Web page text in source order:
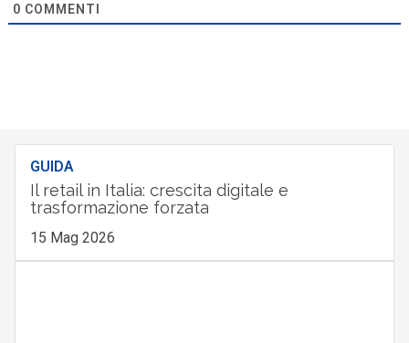
0 COMMENTI
GUIDA
Il retail in Italia: crescita digitale e
trasformazione forzata
15 Mag 2026